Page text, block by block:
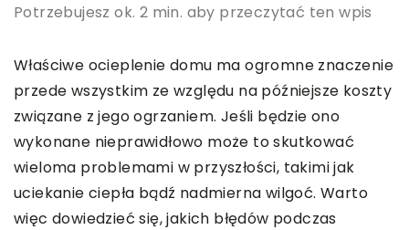
Potrzebujesz ok. 2 min. aby przeczytać ten wpis
Właściwe ocieplenie domu ma ogromne znaczenie
przede wszystkim ze względu na późniejsze koszty
związane z jego ogrzaniem. Jeśli będzie ono
wykonane nieprawidłowo może to skutkować
wieloma problemami w przyszłości, takimi jak
uciekanie ciepła bądź nadmierna wilgoć. Warto
więc dowiedzieć się, jakich błędów podczas